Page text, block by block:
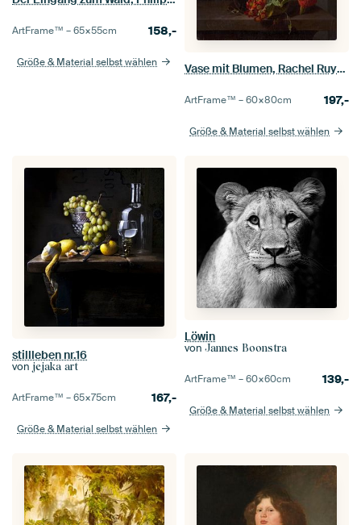
ArtFrame™ –65×55cm 158,-
Größe & Material selbst wählen Vase mit Blumen, Rachel Ruysch
ArtFrame™ –60×80cm 197,-
Größe & Material selbst wählen
stillleben nr.16
von jejaka art
ArtFrame™ –65×75cm 167,-
Größe & Material selbst wählen
Löwin
von Jannes Boonstra
ArtFrame™ –60×60cm 139,-
Größe & Material selbst wählen